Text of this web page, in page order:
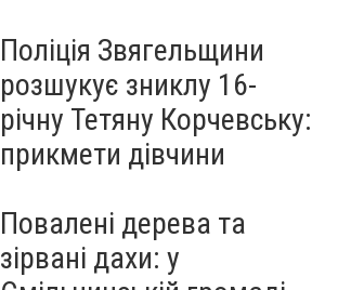
Поліція Звягельщини
розшукує зниклу 16-
річну Тетяну Корчевську:
прикмети дівчини
Повалені дерева та
зірвані дахи: у